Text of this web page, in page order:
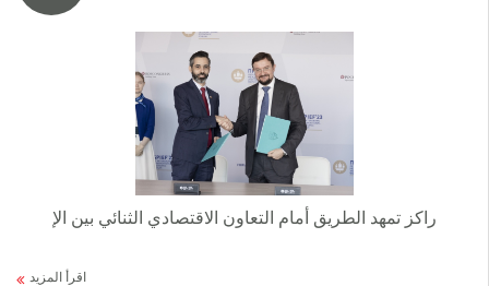
راكز تمهد الطريق أمام التعاون الاقتصادي الثنائي بين الإ
اقرأ المزيد